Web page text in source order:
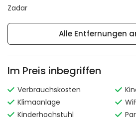
Zadar
Alle Entfernungen
Im Preis inbegriffen
Verbrauchskosten
Klimaanlage
Kinderhochstuhl